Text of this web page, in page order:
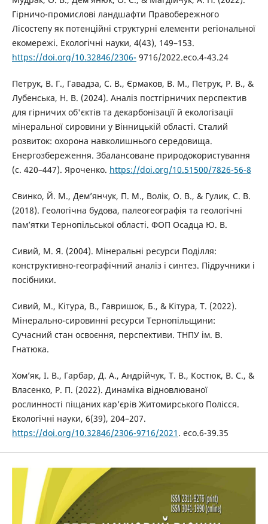
Гірничо-промислові ландшафти Правобережного
Лісостепу як потенційні структурні елементи регіональної
екомережі. Екологічні науки, 4(43), 149–153.
https://doi.org/10.32846/2306- 9716/2022.eco.4-43.24
Петрук, В. Г., Гавадза, С. В., Єрмаков, В. М., Петрук, Р. В., &
Лубенська, Н. В. (2024). Аналіз постгірничих перспектив
для гірничих об'єктів та декарбонізації й екологізації
мінеральної сировини у Вінницькій області. Сталий
розвиток: охорона навколишнього середовища.
Енергозбереження. Збалансоване природокористування
(с. 420–447). Яроченко. https://doi.org/10.51500/7826-56-8
Свинко, Й. М., Дем’янчук, П. М., Волік, О. В., & Гулик, С. В.
(2018). Геологічна будова, палеогеографія та геологічні
пам’ятки Тернопільської області. ФОП Осадца Ю. В.
Сивий, М. Я. (2004). Мінеральні ресурси Поділля:
конструктивно-географічний аналіз і синтез. Підручники і
посібники.
Сивий, М., Кітура, В., Гавришок, Б., & Кітура, Т. (2022).
Мінерально-сировинні ресурси Тернопільщини:
Сучасний стан освоєння, перспективи. ТНПУ ім. В.
Гнатюка.
Хом’як, І. В., Гарбар, Д. А., Андрійчук, Т. В., Костюк, В. С., &
Власенко, Р. П. (2022). Динаміка відновлюваної
рослинності піщаних кар’єрів Житомирського Полісся.
Екологічні науки, 6(39), 204–207.
https://doi.org/10.32846/2306-9716/2021 . eco.6-39.35